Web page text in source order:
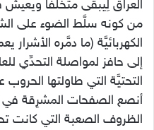
العراق لِيبقَى متخلِّفًا ويعيشَ
من كونه سلَّط الضوء على
الكهربائيَّة (ما دمَّره الأشرار
إلى حافز لمواصلة التحدِّي
التحتيَّة التي طاولتها
أنصع الصفحات المشرِقة في
الظروف الصعبة التي كانت